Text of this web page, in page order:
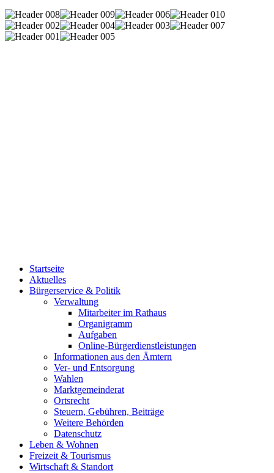
Startseite
Aktuelles
Bürgerservice & Politik
Verwaltung
Mitarbeiter im Rathaus
Organigramm
Aufgaben
Online-Bürgerdienstleistungen
Informationen aus den Ämtern
Ver- und Entsorgung
Wahlen
Marktgemeinderat
Ortsrecht
Steuern, Gebühren, Beiträge
Weitere Behörden
Datenschutz
Leben & Wohnen
Freizeit & Tourismus
Wirtschaft & Standort